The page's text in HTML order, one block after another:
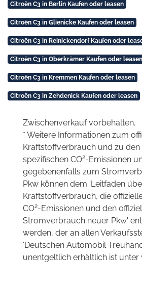
Citroën C3 in Berlin Kaufen oder leasen
Citroën C3 in Glienicke Kaufen oder leasen
Citroën C3 in Reinickendorf Kaufen oder
Citroën C3 in Oberkrämer Kaufen oder leasen
Citroën C3 in Kremmen Kaufen oder leasen
Citroën C3 in Zehdenick Kaufen oder leasen
Zwischenverkauf vorbehalten.
* Weitere Informationen zum
Kraftstoffverbrauch und zu den
spezifischen CO2-Emissionen
gegebenenfalls zum
Pkw können dem 'Leitfaden
Kraftstoffverbrauch, die
CO2-Emissionen und den
Stromverbrauch neuer Pkw'
werden, der an allen
'Deutschen Automobil
unentgeltlich erhältlich ist unter